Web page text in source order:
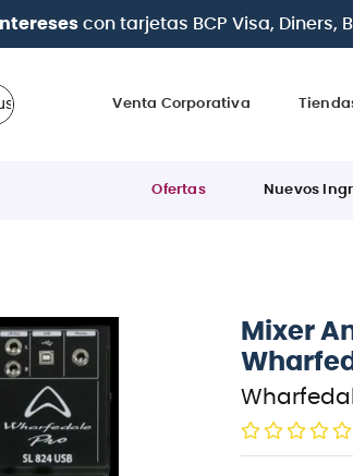
desde 0% de interéscon todas
Venta Corporativa
Ofertas Nuevos
Mixer